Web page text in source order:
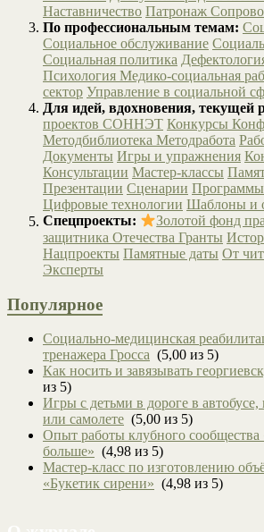
Наставничество Патронаж
По профессиональным темам:
Социальное обслуживание
Социальная политика
Психология Медико-социальная
сектор Управление в социальной
Для идей, вдохновения, текущей
проектов СОННЭТ Конкурсы
Методбиблиотека Методработа
Документы Игры и упражнения
Консультации Мастер-классы
Презентации Сценарии
Цифровые технологии Шаблоны и
Спецпроекты:
Золотой фонд
защитника Отечества Гранты
Нацпроекты Памятные даты От
Эксперты
Популярное
Социально-медицинская
тренажера Гросса (5,00 из 5)
Как носить и завязывать
из 5)
Игры с детьми в дороге в
или самолете (5,00 из 5)
Опыт работы клубного
больше» (4,98 из 5)
Мастер-класс по изготовлению
«Букетик сирени» (4,98 из 5)